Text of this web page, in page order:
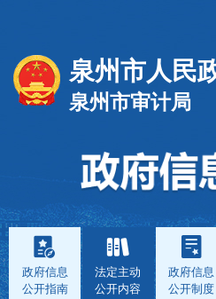
泉州市人民
泉州市审计局
政府信息
公开指南
法定主动
公开内容
政府信息
公开制度